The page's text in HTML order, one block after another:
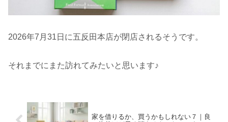
2026年7月31日に五反田本店が閉店されるそうです。
それまでにまた訪れてみたいと思います♪
家を借りるか、買うかもしれない７｜良